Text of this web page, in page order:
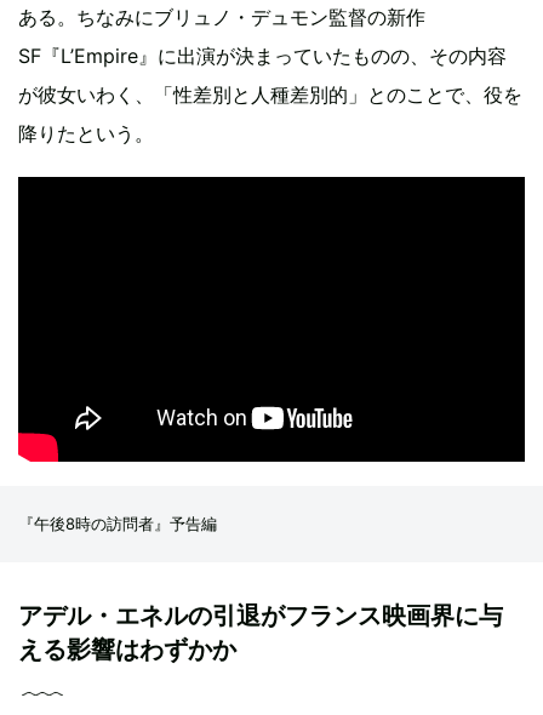
ある。ちなみにブリュノ・デュモン監督の新作
SF『L’Empire』に出演が決まっていたものの、その内容
が彼女いわく、「性差別と人種差別的」とのことで、役を
降りたという。
『午後8時の訪問者』予告編
アデル・エネルの引退がフランス映画界に与
える影響はわずかか